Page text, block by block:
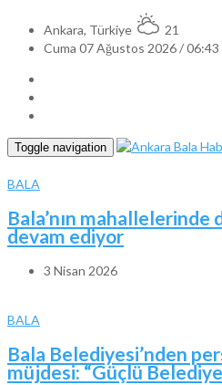
Ankara, Türkiye
21
Cuma 07 Ağustos 2026 / 06:43
Toggle navigation
BALA
Bala’nın mahallelerinde
devam ediyor
3 Nisan 2026
BALA
Bala Belediyesi’nden
müjdesi: “Güçlü